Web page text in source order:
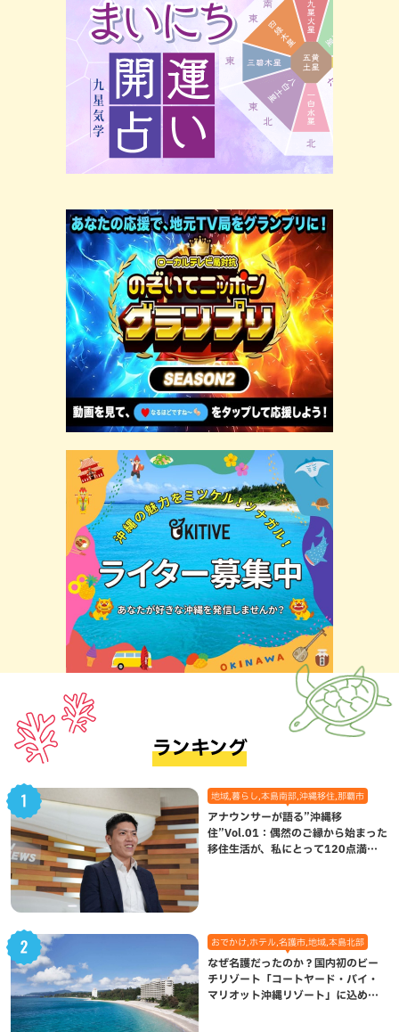
ランキング
地域,暮らし,本島南部,沖縄移住,那覇市
アナウンサーが語る”沖縄移
住”Vol.01：偶然のご縁から始まった
移住生活が、私にとって120点満点
おでかけ,ホテル,名護市,地域,本島北部
なぜ名護だったのか？国内初のビー
チリゾート「コートヤード・バイ・
マリオット沖縄リゾート」に込めら